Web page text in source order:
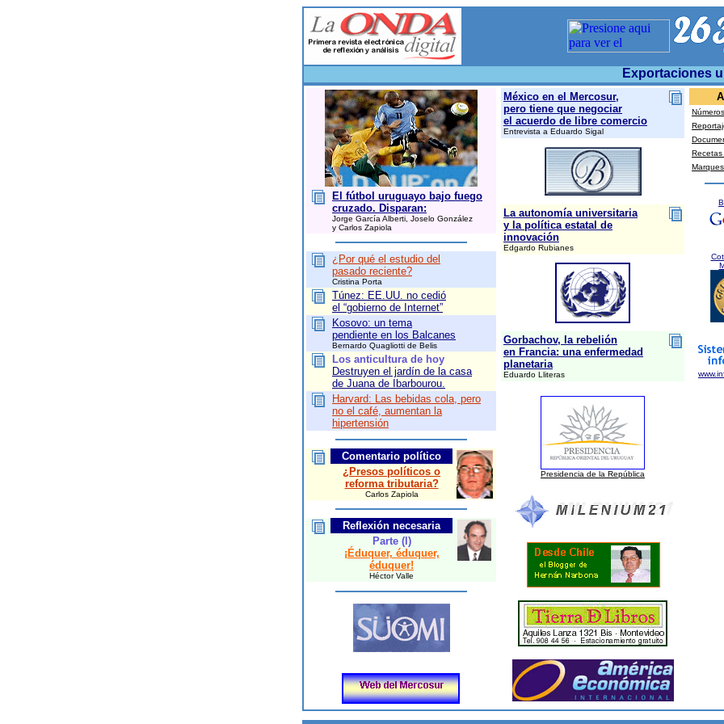
Exportaciones
El fútbol uruguayo bajo fuego
cruzado. Disparan:
Jorge García Alberti, Joselo González
y Carlos Zapiola
¿Por qué el estudio del
pasado reciente?
Cristina Porta
Túnez: EE.UU. no cedió
el “gobierno de Internet”
Kosovo: un tema
pendiente en los Balcanes
Bernardo Quagliotti de Belis
Los anticultura de hoy
Destruyen el jardín de la casa
de Juana de Ibarbourou.
Harvard: Las bebidas cola, pero
no el café, aumentan la
hipertensión
Comentario político
¿Presos políticos o
reforma tributaria?
Carlos Zapiola
Reflexión necesaria
Parte (l)
¡Éduquer, éduquer,
éduquer!
Héctor Valle
México en el Mercosur,
pero tiene que negociar
el acuerdo de libre comercio
Entrevista a Eduardo Sigal
La autonomía universitaria
y la política estatal de
innovación
Edgardo Rubianes
Gorbachov, la rebelión
en Francia: una enfermedad
planetaria
Eduardo Lliteras
Presidencia de la República
Recetas